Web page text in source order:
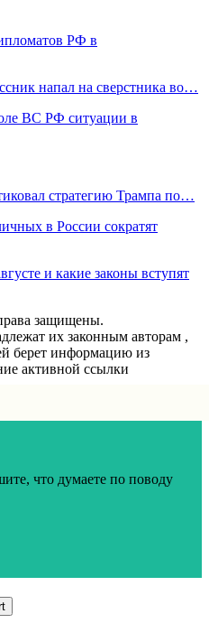
РФ в
напал на сверстника во…
ВС РФ ситуации в
стратегию Трампа по…
в России сократят
и какие законы вступят
защищены.
их законным авторам ,
берет информацию из
активной ссылки
что думаете по поводу